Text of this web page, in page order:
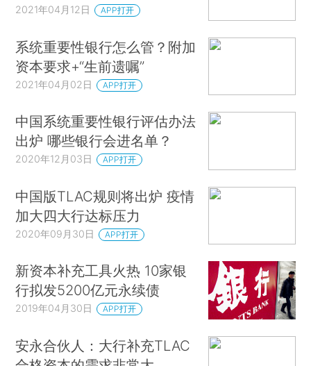
2021年04月12日 APP打开
系统重要性银行怎么管？附加
资本要求+“生前遗嘱”
2021年04月02日 APP打开
中国系统重要性银行评估办法
出炉 哪些银行会进名单？
2020年12月03日 APP打开
中国版TLAC规则将出炉 疫情
加大四大行达标压力
2020年09月30日 APP打开
新资本补充工具火热 10家银
行拟发5200亿元永续债
2019年04月30日 APP打开
安永合伙人：大行补充TLAC